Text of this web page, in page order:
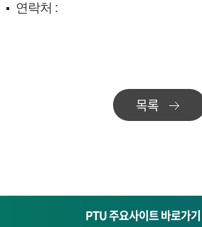
연락처 :
목록
PTU 주요사이트 바로가기